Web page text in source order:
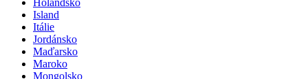
Holandsko
Island
Itálie
Jordánsko
Maďarsko
Maroko
Mongolsko